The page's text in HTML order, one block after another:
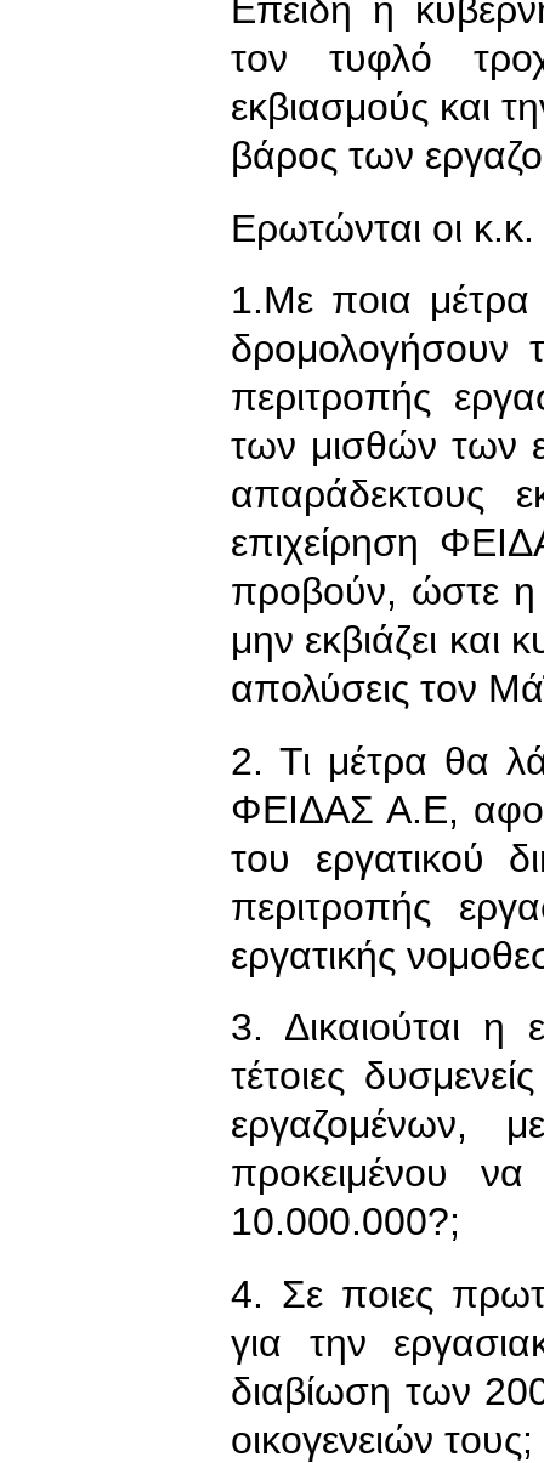
Επειδή η
τον τυφλό
εκβιασμούς και
βάρος των
Ερωτώνται οι
1.Με ποια μέτρα
δρομολογήσουν
περιτροπής
των μισθών των
απαράδεκτους
επιχείρηση
προβούν, ώστε η
μην εκβιάζει και
απολύσεις τον
2. Τι μέτρα θα
ΦΕΙΔΑΣ Α.Ε, αφού
του εργατικού
περιτροπής
εργατικής
3. Δικαιούται η
τέτοιες
εργαζομένων,
προκειμένου
10.000.000?;
4. Σε ποιες
για την
διαβίωση των
οικογενειών τους;